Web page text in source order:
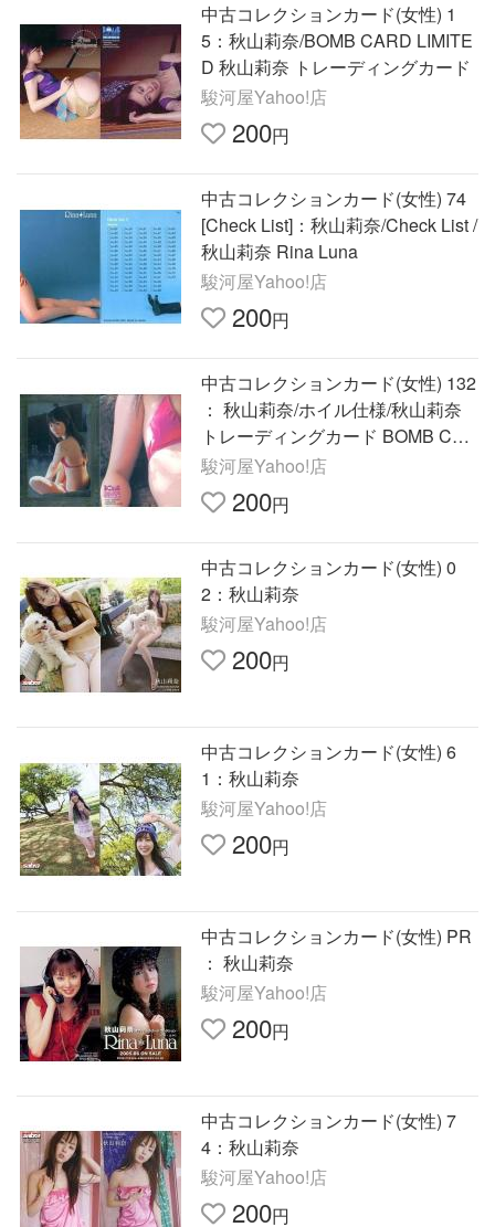
中古コレクションカード(女性) 1
5：秋山莉奈/BOMB CARD LIMITE
D 秋山莉奈 トレーディングカード
駿河屋Yahoo!店
200円
中古コレクションカード(女性) 74
[Check List]：秋山莉奈/Check List /
秋山莉奈 Rina Luna
駿河屋Yahoo!店
200円
中古コレクションカード(女性) 132
： 秋山莉奈/ホイル仕様/秋山莉奈
トレーディングカード BOMB CAR
D LIM
駿河屋Yahoo!店
200円
中古コレクションカード(女性) 0
2：秋山莉奈
駿河屋Yahoo!店
200円
中古コレクションカード(女性) 6
1：秋山莉奈
駿河屋Yahoo!店
200円
中古コレクションカード(女性) PR
： 秋山莉奈
駿河屋Yahoo!店
200円
中古コレクションカード(女性) 7
4：秋山莉奈
駿河屋Yahoo!店
200円